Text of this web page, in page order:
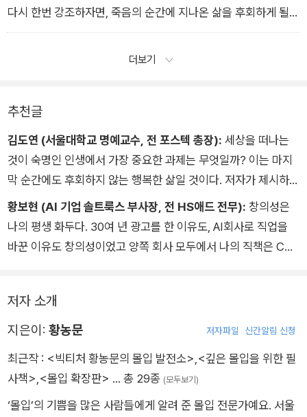
다시 한번 강조하자면, 죽음의 순간에 지나온 삶을 후회하게 될지
아닐지는 ‘무엇을 하며 살았는가‘가 아니라 ‘어떻게 살았는가‘에
달렸다. 무슨 일을 하든 삶을 불태웠다고 할 만큼 최선을 다하면
더보기
추천글
김도연 (서울대학교 명예교수, 전 포스텍 총장): 세상을 떠나는
것이 숙명인 인생에서 가장 중요한 과제는 무엇일까? 이는 마지
막 순간에도 후회하지 않는 행복한 삶일 것이다. 저자가 제시하는
몰입을 위한 ‘슬로싱킹’은 우리 모두가 자신의 인생을 설계하고
이를 실현해 행복한 삶을 살 수 있는 구체적인 방법론이다.
황보현 (AI 기업 솔트룩스 부사장, 전 HS애드 전무): 창의성은
나의 평생 화두다. 30여 년 광고를 한 이유도, AI회사로 직업을
바꾼 이유도 창의성이었고 양쪽 회사 모두에서 나의 직책은 CC
효율을 높이는 정도가 아니다. 우리의 뇌가 세상에 없던 생각을
하게 하고, 문제 해결의 새로운 솔루션을 만들어내는 개인 창의성
저자 소개
지은이: 황농문 저자파일 신간알림 신청
최근작 : <빅티처 황농문의 몰입 발전소>,<깊은 몰입을 위한 필
사책>,<몰입 확장판> … 총 29종 (모두보기)
‘몰입’의 기쁨을 많은 사람들에게 알려 준 몰입 전문가예요. 서울